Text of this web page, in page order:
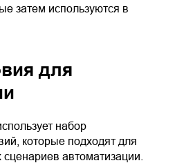
затем используются в
для
набор
которые подходят для
автоматизации.